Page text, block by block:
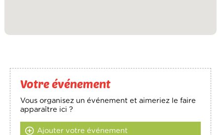
Votre événement
Vous organisez un événement et aimeriez le faire
apparaître ici ?
Ajouter votre événement